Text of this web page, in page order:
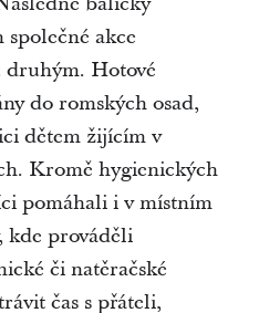
akce
druhým. Hotové
do romských osad,
dětem žijícím v
Kromě hygienických
pomáhali i v místním
kde prováděli
či natěračské
čas s přáteli,